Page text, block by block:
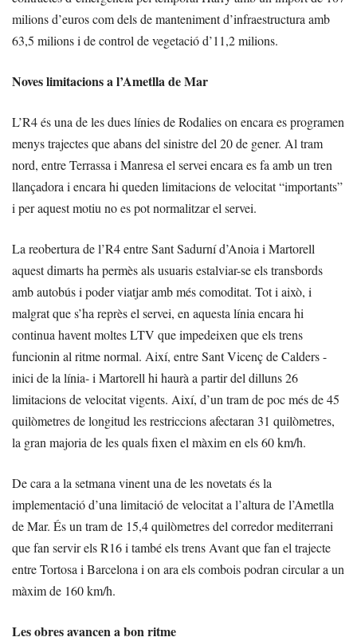
milions d’euros com dels de manteniment d’infraestructura amb
63,5 milions i de control de vegetació d’11,2 milions.
Noves limitacions a l’Ametlla de Mar
L’R4 és una de les dues línies de Rodalies on encara es programen
menys trajectes que abans del sinistre del 20 de gener. Al tram
nord, entre Terrassa i Manresa el servei encara es fa amb un tren
llançadora i encara hi queden limitacions de velocitat “importants”
i per aquest motiu no es pot normalitzar el servei.
La reobertura de l’R4 entre Sant Sadurní d’Anoia i Martorell
aquest dimarts ha permès als usuaris estalviar-se els transbords
amb autobús i poder viatjar amb més comoditat. Tot i això, i
malgrat que s’ha reprès el servei, en aquesta línia encara hi
continua havent moltes LTV que impedeixen que els trens
funcionin al ritme normal. Així, entre Sant Vicenç de Calders -
inici de la línia- i Martorell hi haurà a partir del dilluns 26
limitacions de velocitat vigents. Així, d’un tram de poc més de 45
quilòmetres de longitud les restriccions afectaran 31 quilòmetres,
la gran majoria de les quals fixen el màxim en els 60 km/h.
De cara a la setmana vinent una de les novetats és la
implementació d’una limitació de velocitat a l’altura de l’Ametlla
de Mar. És un tram de 15,4 quilòmetres del corredor mediterrani
que fan servir els R16 i també els trens Avant que fan el trajecte
entre Tortosa i Barcelona i on ara els combois podran circular a un
màxim de 160 km/h.
Les obres avancen a bon ritme